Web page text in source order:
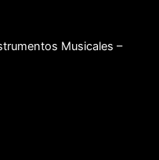
Musicales –